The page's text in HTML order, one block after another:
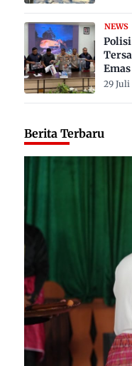
NEWS
Satu
29 Juli
Berita Terbaru